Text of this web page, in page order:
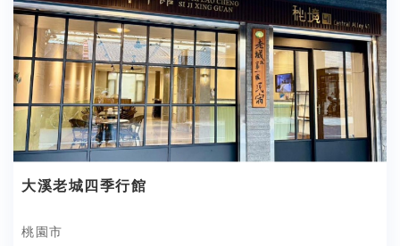
大溪老城四季行館
桃園市